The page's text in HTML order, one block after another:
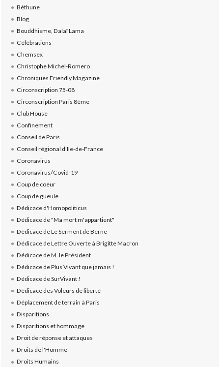
Béthune
Blog
Bouddhisme, Dalaï Lama
Célébrations
Chemsex
Christophe Michel-Romero
Chroniques Friendly Magazine
Circonscription 75-08
Circonscription Paris 8ème
Club House
Confinement
Conseil de Paris
Conseil régional d'Ile-de-France
Coronavirus
Coronavirus/Covid-19
Coup de coeur
Coup de gueule
Dédicace d'Homopoliticus
Dédicace de "Ma mort m'appartient"
Dédicace de Le Serment de Berne
Dédicace de Lettre Ouverte à Brigitte Macron
Dédicace de M. le Président
Dédicace de Plus Vivant que jamais !
Dédicace de SurVivant !
Dédicace des Voleurs de liberté
Déplacement de terrain à Paris
Disparitions
Disparitions et hommage
Droit de réponse et attaques
Droits de l'Homme
Droits Humains